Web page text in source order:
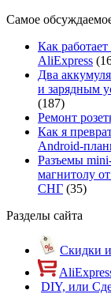
Самое
Как
AliExpress (
Два
и зарядным
(187)
Ремонт
Как я
Android-
Разъемы
магнитолу от
СНГ (35)
Разделы сайта
Скидки
DIY, или